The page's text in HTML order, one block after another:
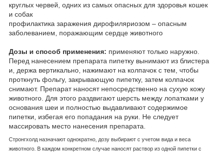
круглых червей, одних из самых опасных для здоровья кошек
и собак
профилактика заражения дирофиляриозом – опасным
заболеванием, поражающим сердце животного
Дозы и способ применения: применяют только наружно.
Перед нанесением препарата пипетку вынимают из блистера
и, держа вертикально, нажимают на колпачок с тем, чтобы
проткнуть фольгу, закрывающую пипетку, затем колпачок
снимают. Препарат наносят непосредственно на сухую кожу
животного. Для этого раздвигают шерсть между лопатками у
основания шеи и полностью выдавливают содержимое
пипетки, избегая его попадания на руки. Не следует
массировать место нанесения препарата.
Стронгхолд назначают однократно, дозу выбирают с учетом вида и веса
животного. В каждом конкретном случае наносят раствор из одной пипетки с